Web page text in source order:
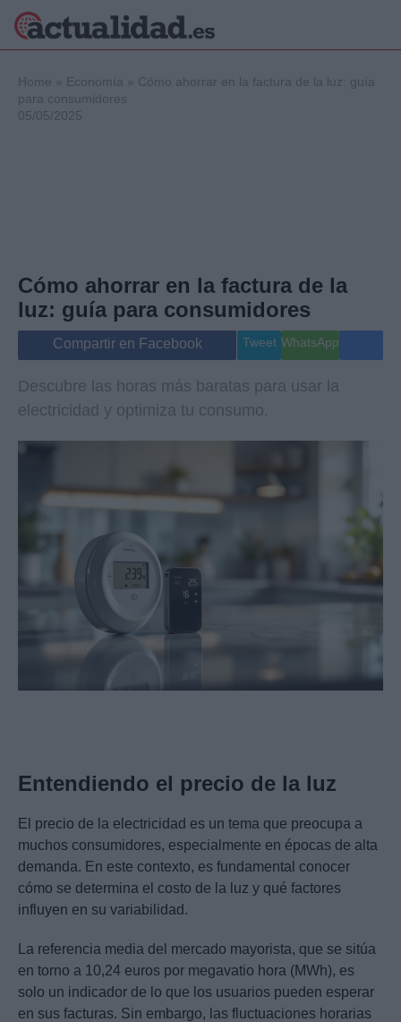
Internacional
Viajes
Gente
Musica
Home » Economía » Cómo ahorrar en la factura de la luz: guía
para consumidores
05/05/2025
Cómo ahorrar en la factura de la
luz: guía para consumidores
Compartir en Facebook Tweet WhatsApp
Descubre las horas más baratas para usar la
electricidad y optimiza tu consumo.
Entendiendo el precio de la luz
El precio de la electricidad es un tema que preocupa a
muchos consumidores, especialmente en épocas de alta
demanda. En este contexto, es fundamental conocer
cómo se determina el costo de la luz y qué factores
influyen en su variabilidad.
La referencia media del mercado mayorista, que se sitúa
en torno a 10,24 euros por megavatio hora (MWh), es
solo un indicador de lo que los usuarios pueden esperar
en sus facturas. Sin embargo, las fluctuaciones horarias